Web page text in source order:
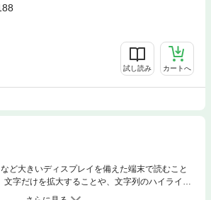
試し読み カートへ
ど大きいディスプレイを備えた端末で読むこと
文字だけを拡大することや、文字列のハイライ
引用などの機能が使用できません。文部省の押し